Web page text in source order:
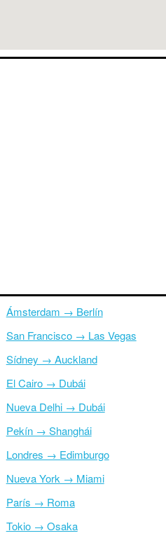
Ámsterdam → Berlín
San Francisco → Las Vegas
Sídney → Auckland
El Cairo → Dubái
Nueva Delhi → Dubái
Pekín → Shanghái
Londres → Edimburgo
Nueva York → Miami
París → Roma
Tokio → Osaka